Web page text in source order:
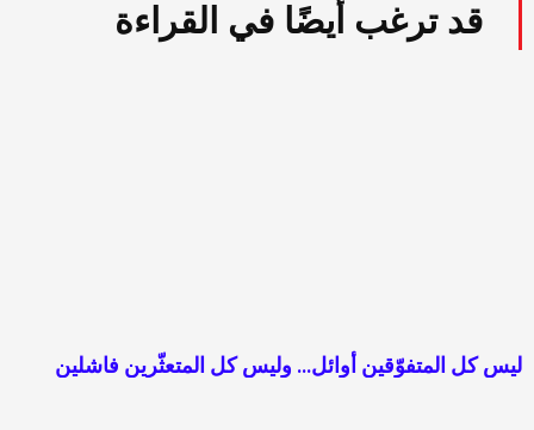
قد ترغب أيضًا في القراءة
ليس كل المتفوّقين أوائل… وليس كل المتعثّرين فاشلين